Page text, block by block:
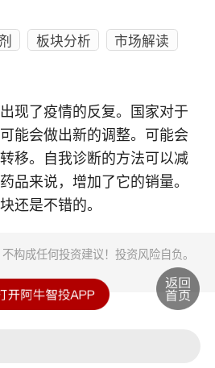
板块分析
市场解读
现了疫情的反复。国家对于
能会做出新的调整。可能会
移。自我诊断的方法可以减
品来说，增加了它的销量。
还是不错的。
构成任何投资建议！投资风险自负。